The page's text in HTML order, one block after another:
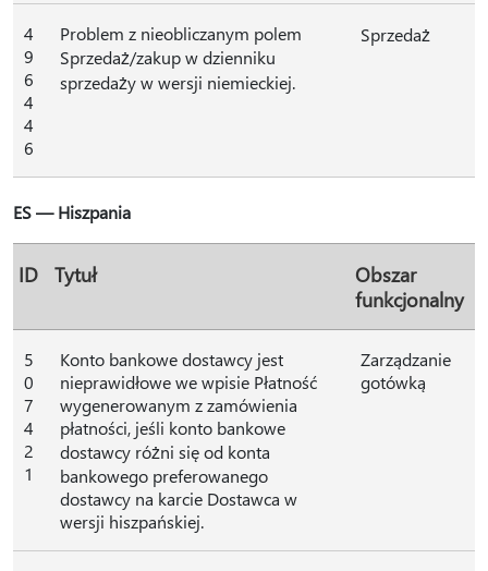
4
9
6
4
4
6
Problem z nieobliczanym polem
Sprzedaż/zakup w dzienniku
sprzedaży w wersji niemieckiej.
Sprzedaż
ES — Hiszpania
ID Tytuł
Obszar
funkcjonalny
5
0
7
4
2
1
Konto bankowe dostawcy jest
nieprawidłowe we wpisie Płatność
wygenerowanym z zamówienia
płatności, jeśli konto bankowe
dostawcy różni się od konta
bankowego preferowanego
dostawcy na karcie Dostawca w
wersji hiszpańskiej.
Zarządzanie
gotówką